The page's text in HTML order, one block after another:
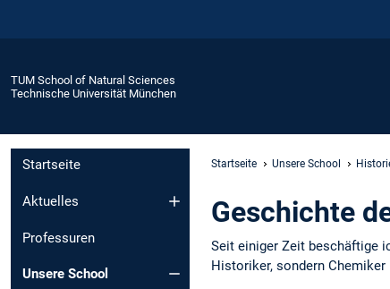
TUM School of Natural Sciences
Technische Universität München
Startseite
Aktuelles
Professuren
Unsere School
Startseite Unsere School
Geschichte
Seit einiger Zeit beschäftige
Historiker, sondern Chemiker